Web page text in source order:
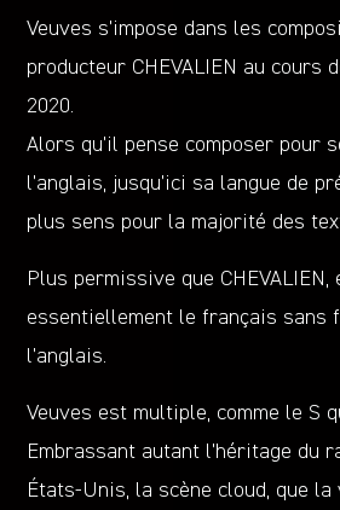
Veuves s’impose dans les
producteur CHEVALIEN au cours
2020.
Alors qu’il pense composer pour
l’anglais, jusqu’ici sa langue de
plus sens pour la majorité des
Plus permissive que CHEVALIEN,
essentiellement le français sans
l’anglais.
Veuves est multiple, comme le S
Embrassant autant l’héritage du
États-Unis, la scène cloud, que la